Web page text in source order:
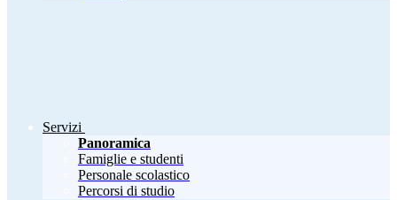
Servizi
Panoramica
Famiglie e studenti
Personale scolastico
Percorsi di studio